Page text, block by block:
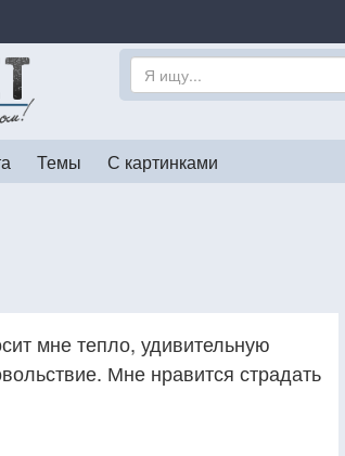
Темы С картинками
мне тепло, удивительную
Мне нравится страдать